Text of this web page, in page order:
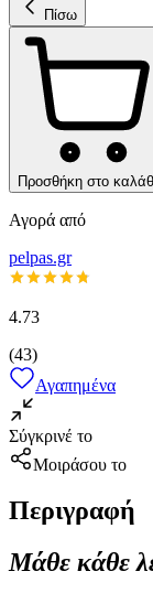
Πίσω
Προσθήκη στο
Αγορά από
pelpas.gr
4.73
(43)
Αγαπημένα
Σύγκρινέ το
Μοιράσου το
Περιγραφή
Μάθε κάθε